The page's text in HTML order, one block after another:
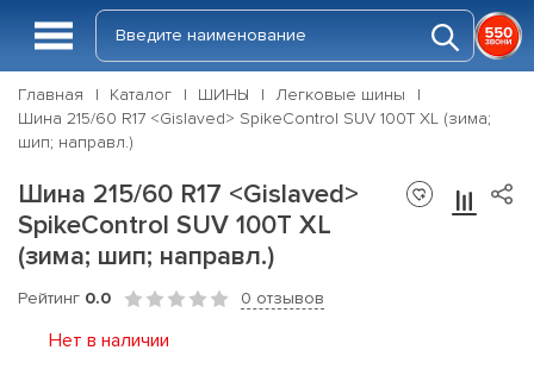
Главная Каталог ШИНЫ
Легковые шины
Шина 215/60 R17 <Gislaved> SpikeControl SUV 100T XL (зима;
шип; направл.)
Шина 215/60 R17 <Gislaved>
SpikeControl SUV 100T XL
(зима; шип; направл.)
Рейтинг 0.0 0 отзывов
Нет в наличии